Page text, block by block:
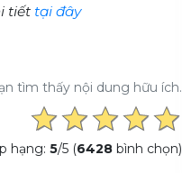
tiết tại đây
tìm thấy nội dung hữu ích.
hạng: 5/5 (6428bình chọn)